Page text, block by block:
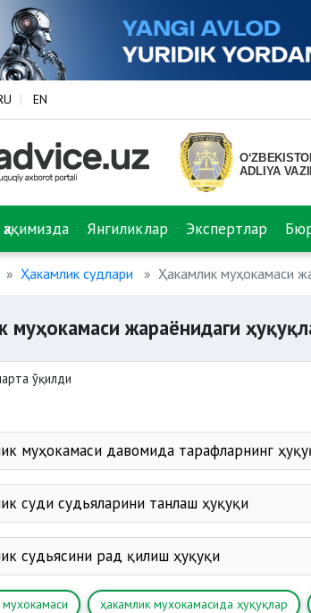
EN
Янгиликлар Экспертлар
Ҳакамлик судлари Ҳакамлик муҳокамаси
муҳокамаси жараёнидаги
ўқилди
муҳокамаси давомида тарафларнинг
қарши эътирозларини ўзгартириш;
даъвогарга қарши даъво тақдим
чораларини кўриш;
суди судьяларини танлаш ҳуқуқи
судьясини рад қилиш ҳуқуқи
ҳакамлик мухокамасида ҳуқуқлар